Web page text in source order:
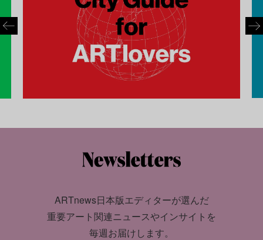
ARTnews日本版エディターが選んだ
重要アート関連ニュースやインサイトを
毎週お届けします。